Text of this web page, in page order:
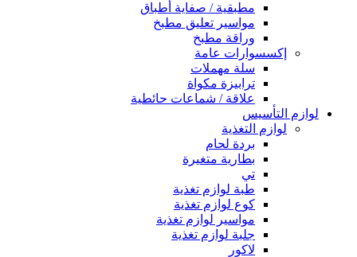
مطبقية / صفاية أطباق
مواسير تعليق مطبخ
وراقة مطبخ
إكسسوارات عامة
سلة مهملات
ترابيزة مكواة
علاقة / شماعات حائطية
لوازم التأسيس
لوازم التغذية
بردة لحام
بطارية متغيرة
تي
طبة لوازم تغذية
كوع لوازم تغذية
مواسير لوازم تغذية
جلبة لوازم تغذية
لاكور